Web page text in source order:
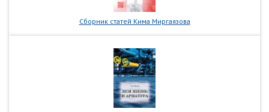
Сборник статей Кима Миргаязова